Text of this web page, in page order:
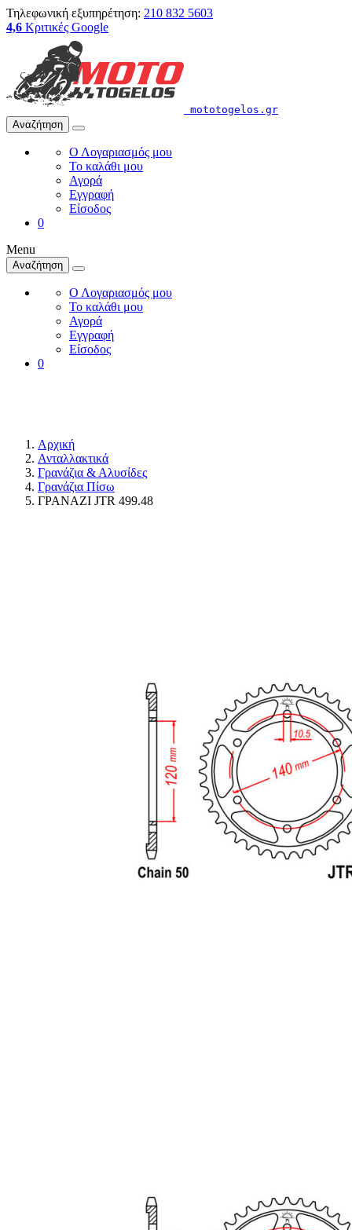
Τηλεφωνική εξυπηρέτηση: 210 832 5603
4,6 Κριτικές Google
mototogelos.gr
Αναζήτηση
Ο Λογαριασμός μου
Το καλάθι μου
Αγορά
Εγγραφή
Είσοδος
0
Menu
Αναζήτηση
Ο Λογαριασμός μου
Το καλάθι μου
Αγορά
Εγγραφή
Είσοδος
0
Αρχική
Ανταλλακτικά
Γρανάζια & Αλυσίδες
Γρανάζια Πίσω
ΓΡΑΝΑΖΙ JTR 499.48